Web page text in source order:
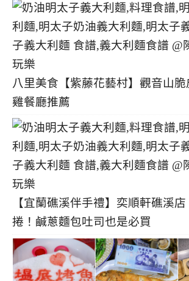
八里美食【紫藤花藝村】觀音山
雞餐廳推薦
【宜蘭礁溪伴手禮】奕順軒礁溪
捲！鹹蔥麵包吐司也是必買